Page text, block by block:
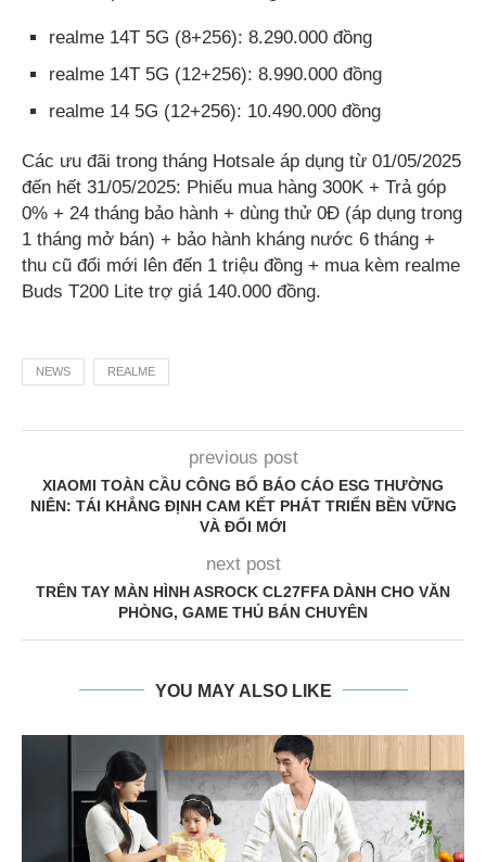
realme 14T 5G (8+256): 8.290.000 đồng
realme 14T 5G (12+256): 8.990.000 đồng
realme 14 5G (12+256): 10.490.000 đồng
Các ưu đãi trong tháng Hotsale áp dụng từ 01/05/2025
đến hết 31/05/2025: Phiếu mua hàng 300K + Trả góp
0% + 24 tháng bảo hành + dùng thử 0Đ (áp dụng trong
1 tháng mở bán) + bảo hành kháng nước 6 tháng +
thu cũ đổi mới lên đến 1 triệu đồng + mua kèm realme
Buds T200 Lite trợ giá 140.000 đồng.
NEWS REALME
previous post
XIAOMI TOÀN CẦU CÔNG BỐ BÁO CÁO ESG THƯỜNG
NIÊN: TÁI KHẲNG ĐỊNH CAM KẾT PHÁT TRIỂN BỀN VỮNG
VÀ ĐỔI MỚI
next post
TRÊN TAY MÀN HÌNH ASROCK CL27FFA DÀNH CHO VĂN
PHÒNG, GAME THỦ BÁN CHUYÊN
YOU MAY ALSO LIKE